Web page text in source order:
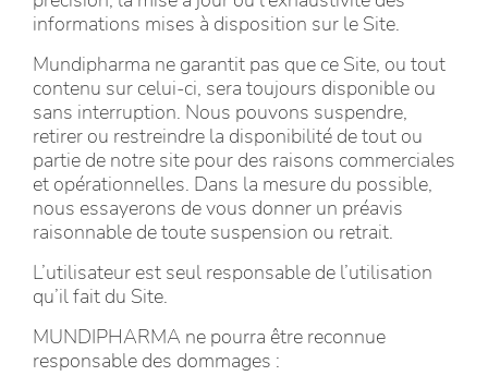
informations mises à disposition sur le Site.
Mundipharma ne garantit pas que ce Site, ou tout
contenu sur celui-ci, sera toujours disponible ou
sans interruption. Nous pouvons suspendre,
retirer ou restreindre la disponibilité de tout ou
partie de notre site pour des raisons commerciales
et opérationnelles. Dans la mesure du possible,
nous essayerons de vous donner un préavis
raisonnable de toute suspension ou retrait.
L’utilisateur est seul responsable de l’utilisation
qu’il fait du Site.
MUNDIPHARMA ne pourra être reconnue
responsable des dommages :